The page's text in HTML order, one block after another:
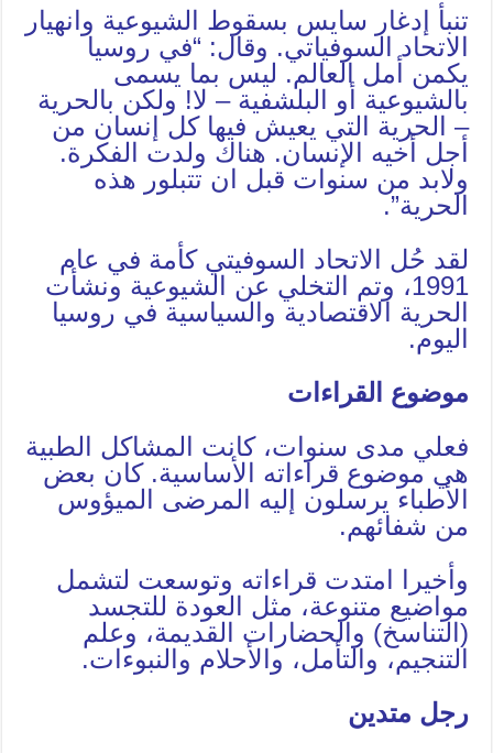
تنبأ إدغار سايس بسقوط الشيوعية وانهيار
الاتحاد السوفياتي. وقال: “في روسيا
يكمن أمل العالم. ليس بما يسمى
بالشيوعية أو البلشفية – لا! ولكن بالحرية
– الحرية التي يعيش فيها كل إنسان من
أجل أخيه الإنسان. هناك ولدت الفكرة.
ولابد من سنوات قبل ان تتبلور هذه
الحرية”.
لقد حُل الاتحاد السوفيتي كأمة في عام
1991، وتم التخلي عن الشيوعية ونشأت
الحرية الاقتصادية والسياسية في روسيا
اليوم.
موضوع القراءات
فعلي مدى سنوات، كانت المشاكل الطبية
هي موضوع قراءاته الأساسية. كان بعض
الأطباء يرسلون إليه المرضى الميؤوس
من شفائهم.
وأخيرا امتدت قراءاته وتوسعت لتشمل
مواضيع متنوعة، مثل العودة للتجسد
(التناسخ) والحضارات القديمة، وعلم
التنجيم، والتأمل، والأحلام والنبوءات.
رجل متدين